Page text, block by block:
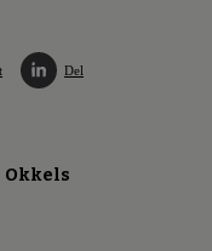
Del
Okkels